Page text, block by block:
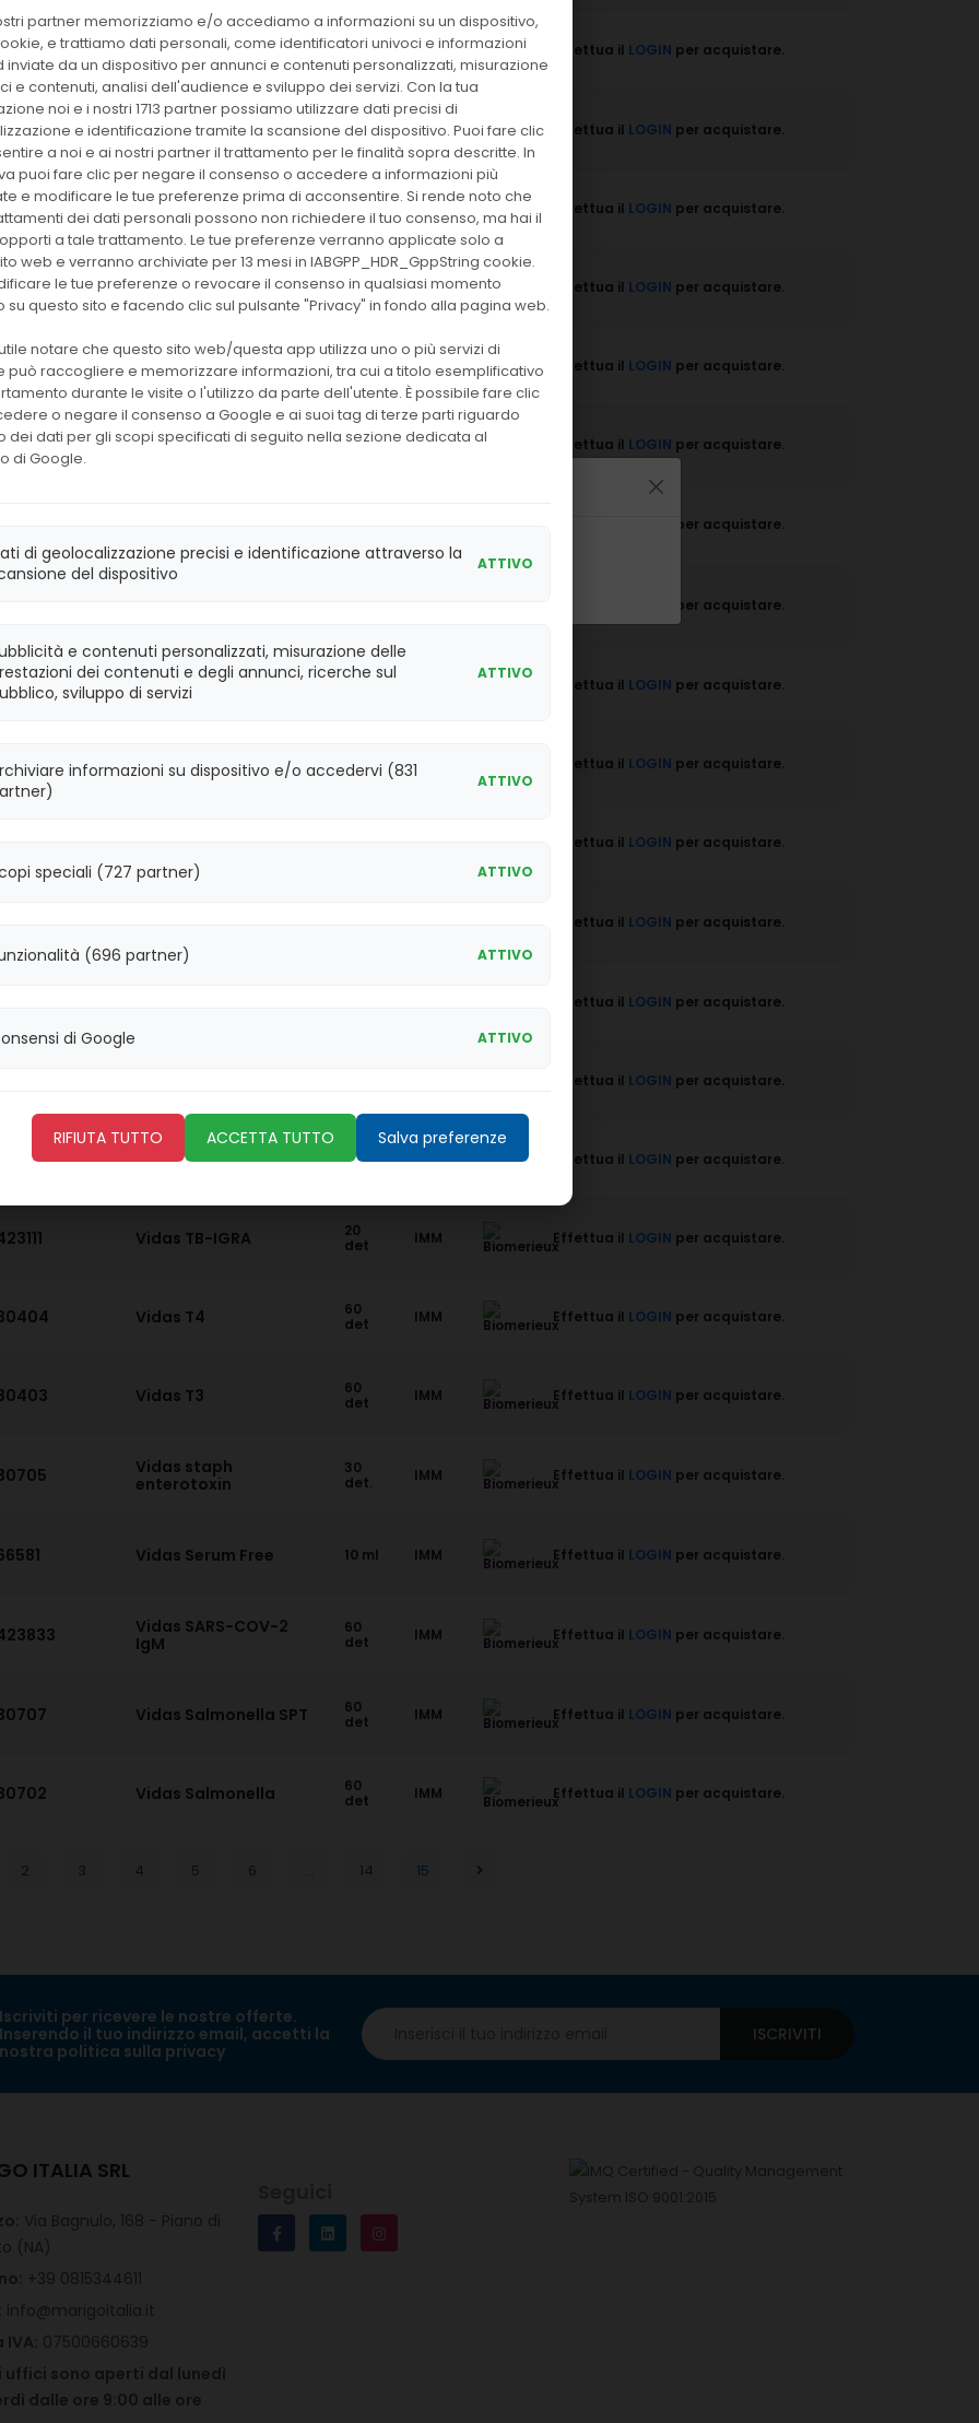
Vidas Vitamin B12
Total
60
det
IMM Effettua il LOGIN per acquistare.
Vidas Varicella Zoster
60
det
IMM Effettua il LOGIN per acquistare.
Vidas UP Listeria(LPT)
30
det.
Effettua il LOGIN per acquistare.
Vidas UP E.Coli O157
30
det.
IMM Effettua il LOGIN per acquistare.
Vidas TSH3
60
det
IMM Effettua il LOGIN per acquistare.
Vidas TSH
60
IMM Effettua il LOGIN per acquistare.
per acquistare.
per acquistare.
Vidas TPSA
60
Effettua il LOGIN per acquistare.
Vidas TOXO IgM
det
IMM Effettua il LOGIN per acquistare.
Effettua il LOGIN per acquistare.
Effettua il LOGIN per acquistare.
Effettua il LOGIN per acquistare.
Effettua il LOGIN per acquistare.
Vidas Testosterone II
det
IMM Effettua il LOGIN per acquistare.
Vidas TB-IGRA
20
det
IMM Effettua il LOGIN per acquistare.
Vidas T4
60
det
IMM Effettua il LOGIN per acquistare.
Vidas T3
60
det
IMM Effettua il LOGIN per acquistare.
Vidas staph
enterotoxin
30
det.
IMM Effettua il LOGIN per acquistare.
Vidas Serum Free 10 ml IMM Effettua il LOGIN per acquistare.
Vidas SARS-COV-2
IgM
60
det
IMM Effettua il LOGIN per acquistare.
Vidas Salmonella SPT
60
det
IMM Effettua il LOGIN per acquistare.
Vidas Salmonella
60
det
IMM Effettua il LOGIN per acquistare.
2 3 4 5 6 ... 14 15
per ricevere le nostre offerte.
il tuo indirizzo email, accetti la
politica sulla privacy
ISCRIVITI
ITALIA SRL
Via Bagnulo, 168 - Piano di
(NA)
+39 0815344611
info@marigoitalia.it
07500660639
uffici sono aperti dal lunedì
dalle ore 9:00 alle ore
partner memorizziamo e/o accediamo a informazioni su un dispositivo,
e trattiamo dati personali, come identificatori univoci e informazioni
inviate da un dispositivo per annunci e contenuti personalizzati, misurazione
e contenuti, analisi dell'audience e sviluppo dei servizi. Con la tua
noi e i nostri 1713 partner possiamo utilizzare dati precisi di
e identificazione tramite la scansione del dispositivo. Puoi fare clic
a noi e ai nostri partner il trattamento per le finalità sopra descritte. In
puoi fare clic per negare il consenso o accedere a informazioni più
e modificare le tue preferenze prima di acconsentire. Si rende noto che
dei dati personali possono non richiedere il tuo consenso, ma hai il
a tale trattamento. Le tue preferenze verranno applicate solo a
web e verranno archiviate per 13 mesi in IABGPP_HDR_GppString cookie.
le tue preferenze o revocare il consenso in qualsiasi momento
su questo sito e facendo clic sul pulsante "Privacy" in fondo alla pagina web.
notare che questo sito web/questa app utilizza uno o più servizi di
può raccogliere e memorizzare informazioni, tra cui a titolo esemplificativo
durante le visite o l'utilizzo da parte dell'utente. È possibile fare clic
o negare il consenso a Google e ai suoi tag di terze parti riguardo
dei dati per gli scopi specificati di seguito nella sezione dedicata al
di Google.
di geolocalizzazione precisi e identificazione attraverso la
del dispositivo
ATTIVO
e contenuti personalizzati, misurazione delle
dei contenuti e degli annunci, ricerche sul
sviluppo di servizi
ATTIVO
informazioni su dispositivo e/o accedervi (831
ATTIVO
speciali (727 partner) ATTIVO
(696 partner) ATTIVO
di Google ATTIVO
RIFIUTA TUTTO ACCETTA TUTTO Salva preferenze
chiusi dall'8 al 23 agostocompresi. Le attività
lunedì 24 agosto